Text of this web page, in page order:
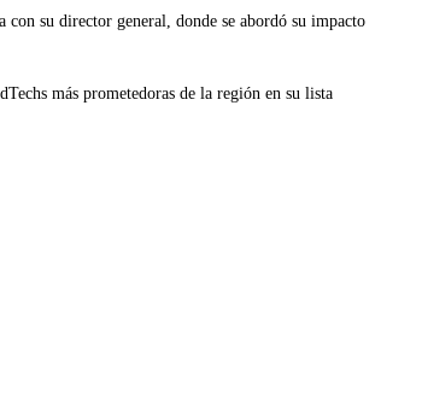
con su director general, donde se abordó su impacto
más prometedoras de la región en su lista